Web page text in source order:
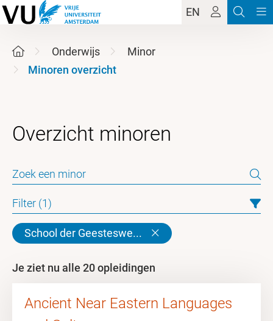
EN
Onderwijs
Minor
Minoren overzicht
Filter (1)
School der Geesteswe...
Je ziet nu alle 20 opleidingen
Ancient Near Eastern Languages